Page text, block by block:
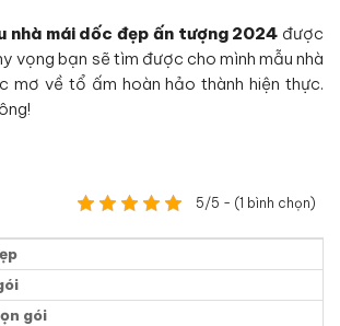
nhà mái dốc đẹp ấn tượng 2024 được
vọng bạn sẽ tìm được cho mình mẫu nhà
mơ về tổ ấm hoàn hảo thành hiện thực.
5/5 - (1 bình chọn)
gói